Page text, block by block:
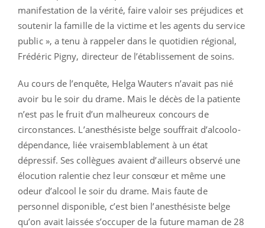
manifestation de la vérité, faire valoir ses préjudices et
soutenir la famille de la victime et les agents du service
public », a tenu à rappeler dans le quotidien régional,
Frédéric Pigny, directeur de l’établissement de soins.
Au cours de l’enquête, Helga Wauters n’avait pas nié
avoir bu le soir du drame. Mais le décès de la patiente
n’est pas le fruit d’un malheureux concours de
circonstances. L’anesthésiste belge souffrait d’alcoolo-
dépendance, liée vraisemblablement à un état
dépressif. Ses collègues avaient d’ailleurs observé une
élocution ralentie chez leur consœur et même une
odeur d’alcool le soir du drame. Mais faute de
personnel disponible, c’est bien l’anesthésiste belge
qu’on avait laissée s’occuper de la future maman de 28